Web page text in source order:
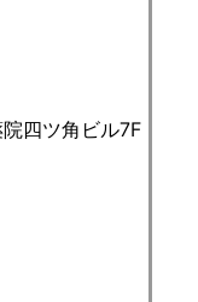
四ツ角ビル7F